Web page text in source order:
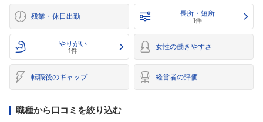
残業・休日出勤 長所・短所
1件
やりがい
1件 女性の働きやすさ
転職後のギャップ 経営者の評価
職種から口コミを絞り込む